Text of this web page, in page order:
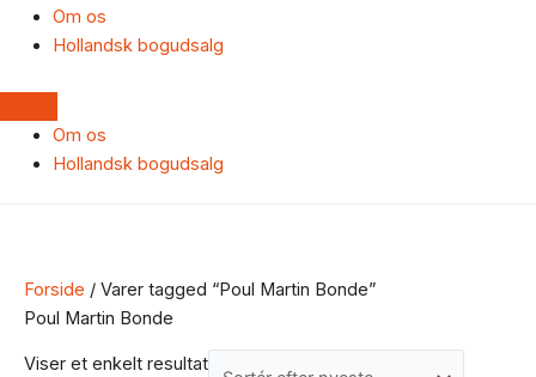
Om os
Hollandsk bogudsalg
Om os
Hollandsk bogudsalg
Forside / Varer tagged “Poul Martin Bonde”
Poul Martin Bonde
Viser et enkelt resultat